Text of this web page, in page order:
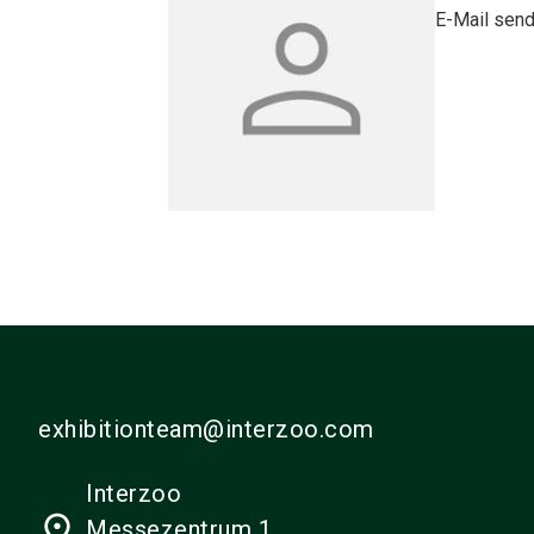
E-Mail
exhibitionteam@interzoo.com
Interzoo